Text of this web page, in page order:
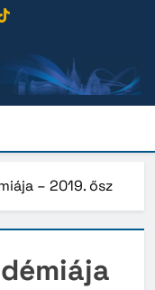
– 2019. ősz